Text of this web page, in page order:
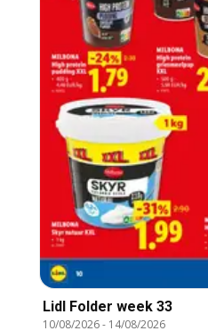
Lidl Folder week 33
10/08/2026- 14/08/2026